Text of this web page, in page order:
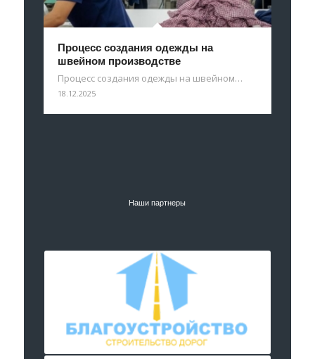
Процесс создания одежды на
швейном производстве
Процесс создания одежды на швейном…
18.12.2025
Наши партнеры